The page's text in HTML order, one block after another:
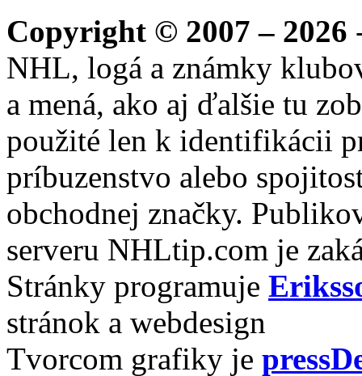
Copyright © 2007 – 2026
NHL, logá a známky
a mená, ako aj ďalšie tu
použité len k identifikácii
príbuzenstvo alebo
obchodnej značky.
serveru NHLtip.com je
Stránky programuje
stránok a webdesign
Tvorcom grafiky je